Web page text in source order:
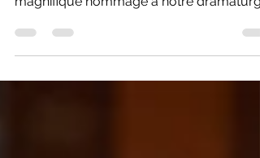
d'extraits de pièces québécoises est un
magnifique hommage à notre